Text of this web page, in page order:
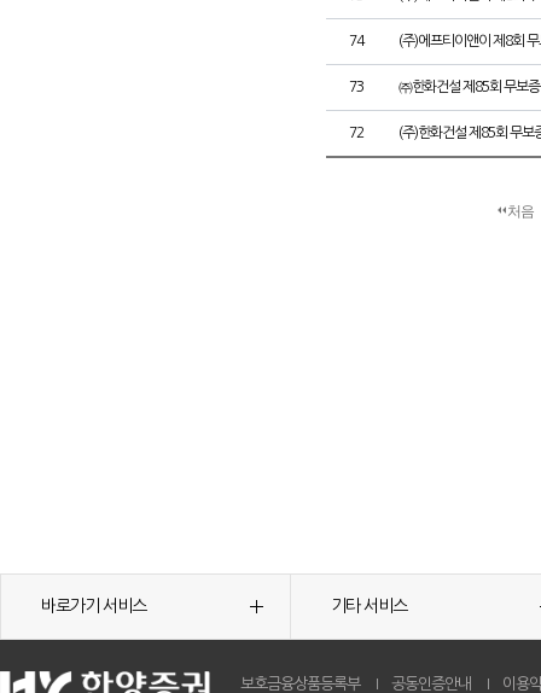
74 (주)에프티이앤이 제8회
73 ㈜한화건설 제85회 무보
72 (주)한화건설 제85회 무보
처음
바로가기 서비스 기타 서비스
보호금융상품등록부 공동인증안내 이용